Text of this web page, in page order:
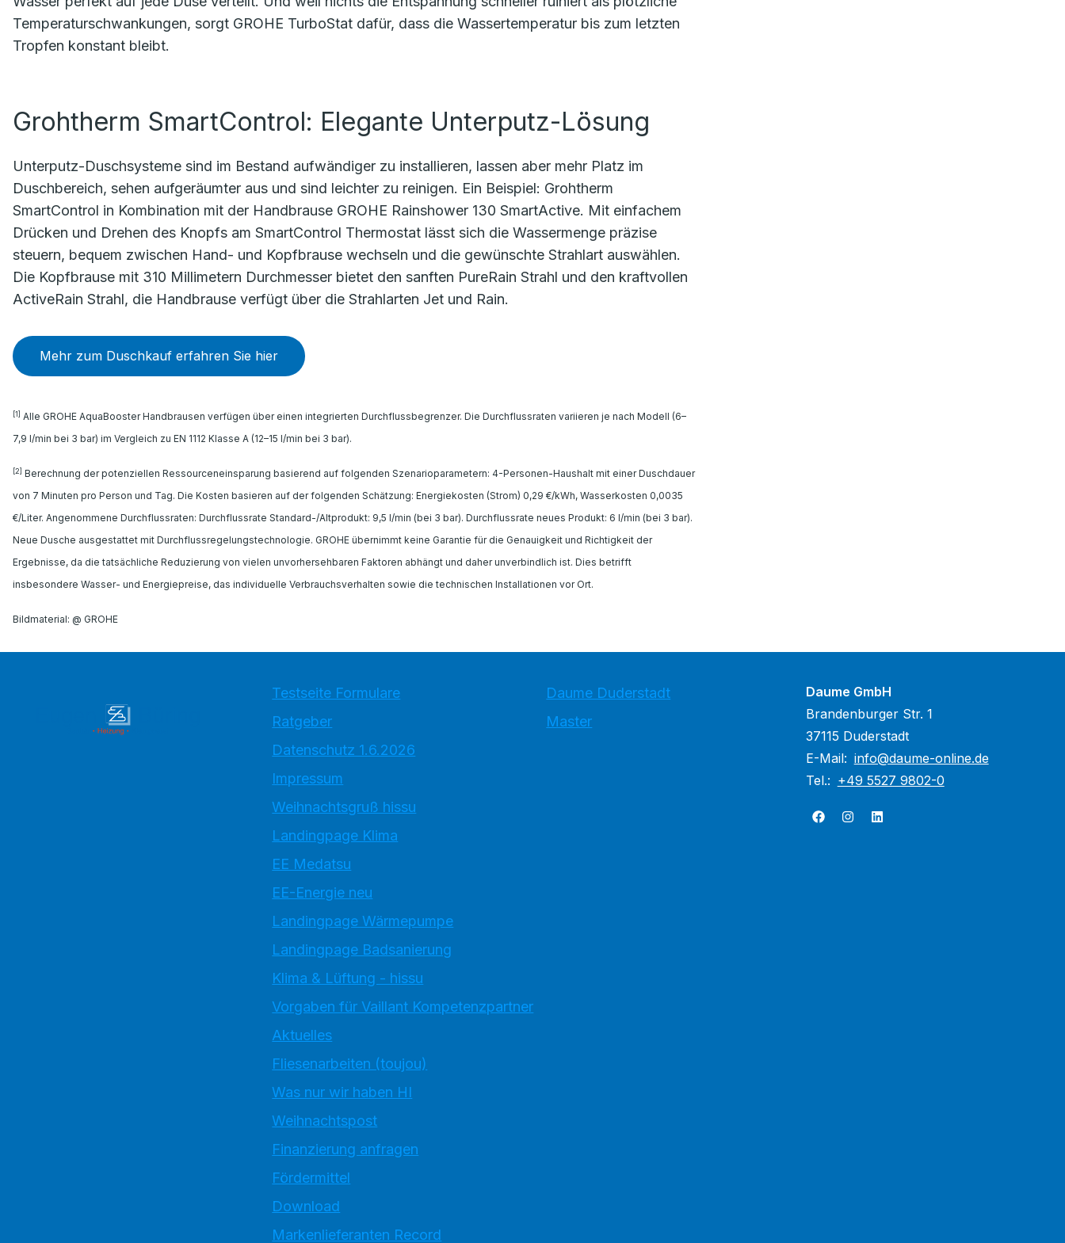
Temperaturschwankungen, sorgt GROHE TurboStat dafür, dass die Wassertemperatur bis zum letzten
Tropfen konstant bleibt.
Grohtherm SmartControl: Elegante Unterputz-Lösung
Unterputz-Duschsysteme sind im Bestand aufwändiger zu installieren, lassen aber mehr Platz im
Duschbereich, sehen aufgeräumter aus und sind leichter zu reinigen. Ein Beispiel: Grohtherm
SmartControl in Kombination mit der Handbrause GROHE Rainshower 130 SmartActive. Mit einfachem
Drücken und Drehen des Knopfs am SmartControl Thermostat lässt sich die Wassermenge präzise
steuern, bequem zwischen Hand- und Kopfbrause wechseln und die gewünschte Strahlart auswählen.
Die Kopfbrause mit 310 Millimetern Durchmesser bietet den sanften PureRain Strahl und den kraftvollen
ActiveRain Strahl, die Handbrause verfügt über die Strahlarten Jet und Rain.
Mehr zum Duschkauf erfahren Sie hier
[1] Alle GROHE AquaBooster Handbrausen verfügen über einen integrierten Durchflussbegrenzer. Die Durchflussraten variieren je nach Modell (6–
7,9 l/min bei 3 bar) im Vergleich zu EN 1112 Klasse A (12–15 l/min bei 3 bar).
[2] Berechnung der potenziellen Ressourceneinsparung basierend auf folgenden Szenarioparametern: 4-Personen-Haushalt mit einer Duschdauer
von 7 Minuten pro Person und Tag. Die Kosten basieren auf der folgenden Schätzung: Energiekosten (Strom) 0,29 €/kWh, Wasserkosten 0,0035
€/Liter. Angenommene Durchflussraten: Durchflussrate Standard-/Altprodukt: 9,5 l/min (bei 3 bar). Durchflussrate neues Produkt: 6 l/min (bei 3 bar).
Neue Dusche ausgestattet mit Durchflussregelungstechnologie. GROHE übernimmt keine Garantie für die Genauigkeit und Richtigkeit der
Ergebnisse, da die tatsächliche Reduzierung von vielen unvorhersehbaren Faktoren abhängt und daher unverbindlich ist. Dies betrifft
insbesondere Wasser- und Energiepreise, das individuelle Verbrauchsverhalten sowie die technischen Installationen vor Ort.
Bildmaterial: @ GROHE
Testseite Formulare
Ratgeber
Datenschutz 1.6.2026
Impressum
Weihnachtsgruß hissu
Landingpage Klima
EE Medatsu
EE-Energie neu
Landingpage Wärmepumpe
Landingpage Badsanierung
Klima & Lüftung - hissu
Vorgaben für Vaillant Kompetenzpartner
Aktuelles
Fliesenarbeiten (toujou)
Was nur wir haben HI
Weihnachtspost
Finanzierung anfragen
Fördermittel
Download
Markenlieferanten Record
Daume Duderstadt
Master
Daume GmbH
Brandenburger Str. 1
37115 Duderstadt
E-Mail: info@daume-online.de
Tel.: +49 5527 9802-0